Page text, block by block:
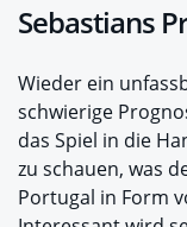
Sebastians
Wieder ein
schwierige
das Spiel in die
zu schauen, was
Portugal in Form